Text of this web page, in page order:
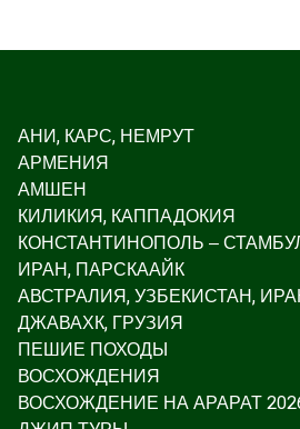
АНИ, КАРС, НЕМРУТ
АРМЕНИЯ
АМШЕН
КИЛИКИЯ, КАППАДОКИЯ
КОНСТАНТИНОПОЛЬ –
ИРАН, ПАРСКААЙК
АВСТРАЛИЯ, УЗБЕКИСТАН,
ДЖАВАХК, ГРУЗИЯ
ПЕШИЕ ПОХОДЫ
ВОСХОЖДЕНИЯ
ВОСХОЖДЕНИЕ НА АРАРАТ